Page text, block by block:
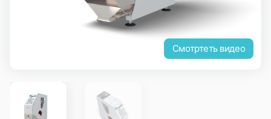
Смотртеть видео